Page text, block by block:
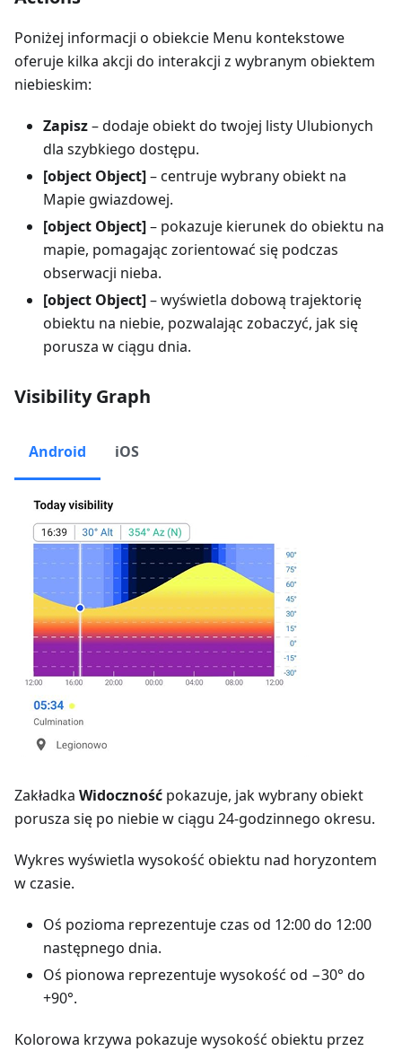
Poniżej informacji o obiekcie Menu kontekstowe
oferuje kilka akcji do interakcji z wybranym obiektem
niebieskim:
Zapisz– dodaje obiekt do twojej listy Ulubionych
dla szybkiego dostępu.
[object Object]– centruje wybrany obiekt na
Mapie gwiazdowej.
[object Object]– pokazuje kierunek do obiektu na
mapie, pomagając zorientować się podczas
obserwacji nieba.
[object Object]– wyświetla dobową trajektorię
obiektu na niebie, pozwalając zobaczyć, jak się
porusza w ciągu dnia.
Visibility Graph
Android iOS
Zakładka Widoczność pokazuje, jak wybrany obiekt
porusza się po niebie w ciągu 24-godzinnego okresu.
Wykres wyświetla wysokość obiektu nad horyzontem
w czasie.
Oś pozioma reprezentuje czas od 12:00 do 12:00
następnego dnia.
Oś pionowa reprezentuje wysokość od −30° do
+90°.
Kolorowa krzywa pokazuje wysokość obiektu przez